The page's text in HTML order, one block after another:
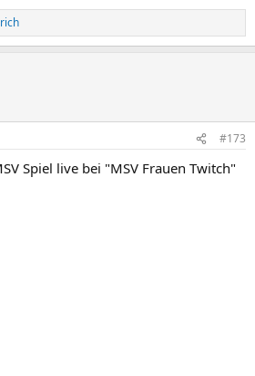
#173
Spiel live bei "MSV Frauen Twitch"